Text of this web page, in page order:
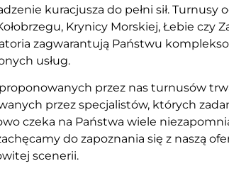
kuracjusza do pełni sił. Turnusy
Krynicy Morskiej, Łebie
zagwarantują Państwu
usług.
przez nas turnusów
przez specjalistów, których
czeka na Państwa wiele
do zapoznania się z naszą
scenerii.